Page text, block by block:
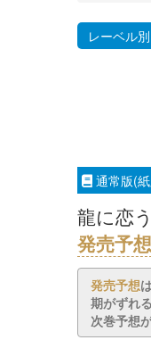
レーベル別
通常版(
龍に恋
発売予想
発売予想
期がずれ
次巻予想